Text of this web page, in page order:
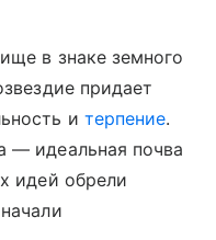
в знаке земного
придает
и терпение.
— идеальная почва
идей обрели